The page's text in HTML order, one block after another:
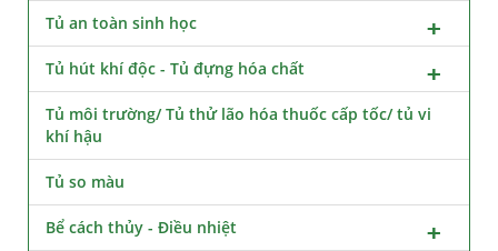
Tủ an toàn sinh học
Tủ hút khí độc - Tủ đựng hóa chất
Tủ môi trường/ Tủ thử lão hóa thuốc cấp tốc/ tủ vi
khí hậu
Tủ so màu
Bể cách thủy - Điều nhiệt